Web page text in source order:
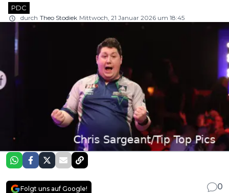
PDC
durch Theo Stodiek Mittwoch, 21 Januar 2026 um 18:45
Folgt uns auf Google!
0